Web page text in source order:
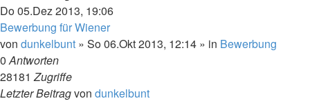
Do 05.Dez 2013, 19:06
Bewerbung für Wiener
von dunkelbunt » So 06.Okt 2013, 12:14 » in Bewerbung
0Antworten
28181Zugriffe
Letzter Beitragvon dunkelbunt